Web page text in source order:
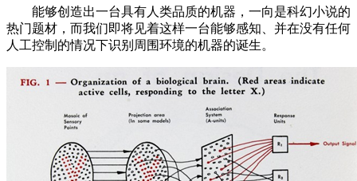
能够创造出一台具有人类品质的机器，一向是科幻小说的
热门题材，而我们即将见着这样一台能够感知、并在没有任何
人工控制的情况下识别周围环境的机器的诞生。